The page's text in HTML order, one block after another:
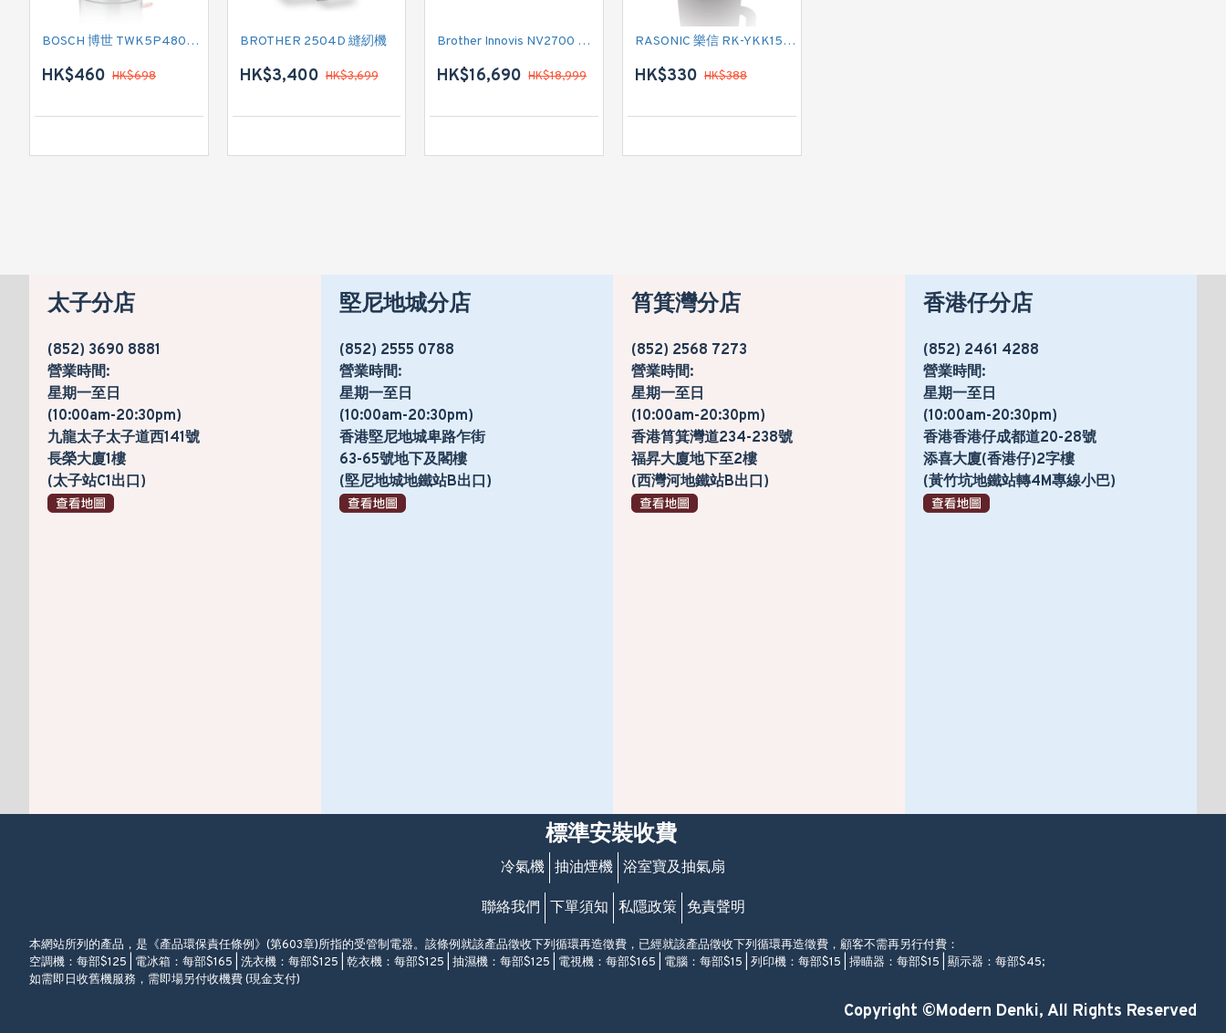
BOSCH 博世 TWK5P480GB 電熱式水壺
HK$460 HK$698
BROTHER 2504D 縫紉機
HK$3,400 HK$3,699
Brother Innovis NV2700 家用縫紉機
HK$16,690 HK$18,999
RASONIC 樂信 RK-YKK15/G (炭灰) 電熱水壺
HK$330 HK$388
太子分店
(852) 3690 8881
營業時間:
星期一至日
(10:00am-20:30pm)
九龍太子太子道西141號
長榮大廈1樓
(太子站C1出口)
堅尼地城分店
(852) 2555 0788
營業時間:
星期一至日
(10:00am-20:30pm)
香港堅尼地城卑路乍街
63-65號地下及閣樓
(堅尼地城地鐵站B出口)
筲箕灣分店
(852) 2568 7273
營業時間:
星期一至日
(10:00am-20:30pm)
香港筲箕灣道234-238號
福昇大廈地下至2樓
(西灣河地鐵站B出口)
香港仔分店
(852) 2461 4288
營業時間:
星期一至日
(10:00am-20:30pm)
香港香港仔成都道20-28號
添喜大廈(香港仔)2字樓
(黃竹坑地鐵站轉4M專線小巴)
標準安裝收費
冷氣機 抽油煙機 浴室寶及抽氣扇
聯絡我們 下單須知 私隱政策 免責聲明
本網站所列的產品，是《產品環保責任條例》(第603章)所指的受管制電器。該條例就該產品徵收下列循環再造徵費，已經就該產品徵收下列循環再造徵費，顧客不需再另行付費：
空調機：每部$125 | 電冰箱：每部$165 | 洗衣機：每部$125 | 乾衣機：每部$125 | 抽濕機：每部$125 | 電視機：每部$165 | 電腦：每部$15 | 列印機：每部$15 | 掃瞄器：每部$15 | 顯示器：每部$45;
如需即日收舊機服務，需即場另付收機費 (現金支付)
Copyright ©Modern Denki, All Rights Reserved